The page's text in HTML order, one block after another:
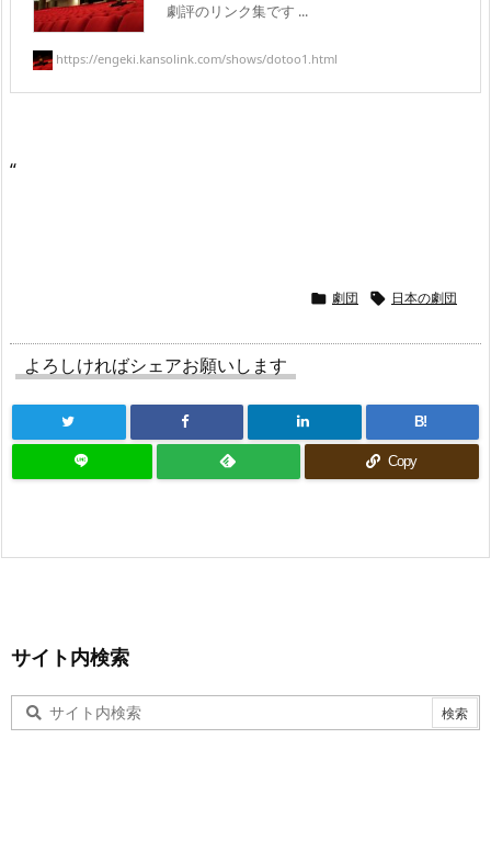
劇評のリンク集です ...
https://engeki.kansolink.com/shows/dotoo1.html
“
 劇団  日本の劇団
よろしければシェアお願いします
B!
Copy
サイト内検索